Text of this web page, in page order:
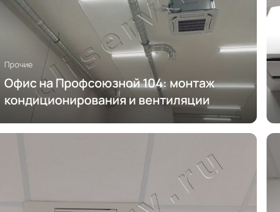
Прочие
Офис на Профсоюзной 104: монтаж
кондиционирования и вентиляции